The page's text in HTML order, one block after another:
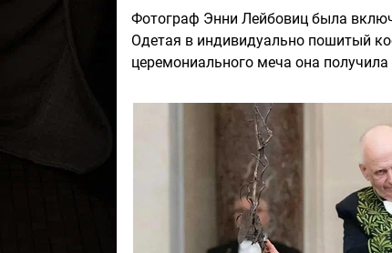
Фотограф Энни Лейбовиц была
Одетая в индивидуально пошитый
церемониального меча она